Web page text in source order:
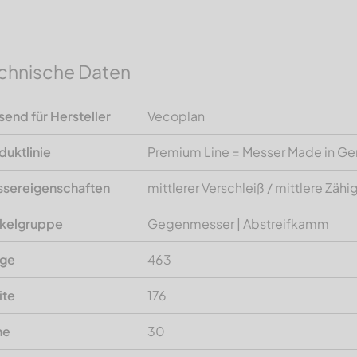
Daten
für Hersteller Vecoplan
Premium Line = Messer Made in
mittlerer Verschleiß / mittlere
Gegenmesser | Abstreifkamm
463
176
30